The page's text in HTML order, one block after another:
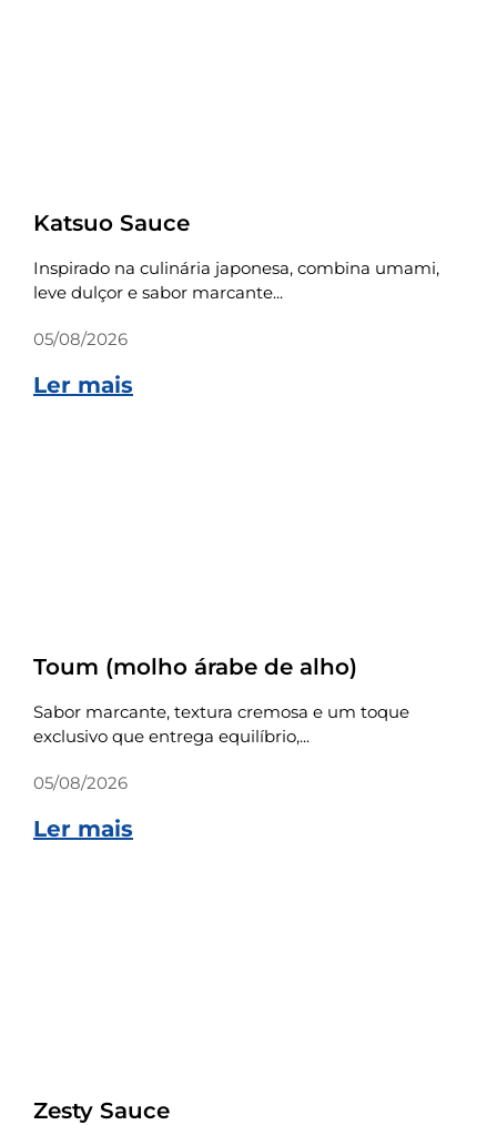
Katsuo Sauce
Inspirado na culinária japonesa, combina umami,
leve dulçor e sabor marcante...
05/08/2026
Ler mais
Toum (molho árabe de alho)
Sabor marcante, textura cremosa e um toque
exclusivo que entrega equilíbrio,...
05/08/2026
Ler mais
Zesty Sauce